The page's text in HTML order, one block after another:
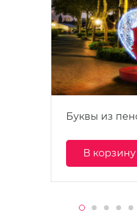
Буквы из
В корзину